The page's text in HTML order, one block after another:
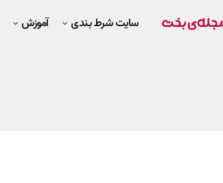
سایت شرط بندی آموزش